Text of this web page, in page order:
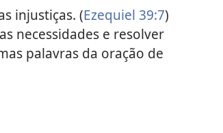
injustiças. (Ezequiel 39:7)
necessidades e resolver
palavras da oração de